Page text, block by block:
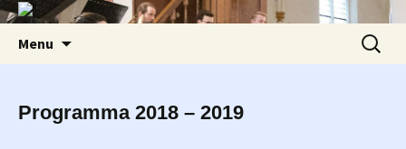
Menu
Zoeken
naar:
Programma 2018 – 2019